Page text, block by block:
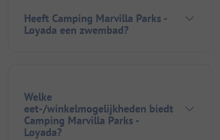
Heeft Camping Marvilla Parks -
Loyada een zwembad?
Welke
eet-/winkelmogelijkheden biedt
Camping Marvilla Parks -
Loyada?